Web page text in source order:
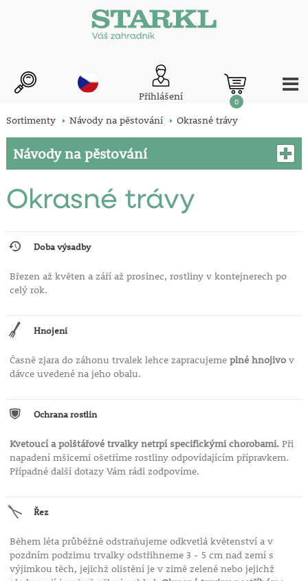
Přihlášení 0
Sortimenty Návody na pěstování Okrasné trávy
Návody na pěstování
Okrasné trávy
Doba výsadby
Březen až květen a září až prosinec, rostliny v kontejnerech po
celý rok.
Hnojení
Časně zjara do záhonu trvalek lehce zapracujeme plné hnojivov
dávce uvedené na jeho obalu.
Ochrana rostlin
Kvetoucí a polštářové trvalky netrpí specifickými chorobami.Při
napadení mšicemi ošetříme rostliny odpovídajícím přípravkem.
Případné další dotazy Vám rádi zodpovíme.
Řez
Během léta průběžně odstraňujeme odkvetlá květenství a v
pozdním podzimu trvalky odstřihneme 3 - 5 cm nad zemí s
výjimkou těch, jejichž olistění je v zimě zelené nebo jejichž